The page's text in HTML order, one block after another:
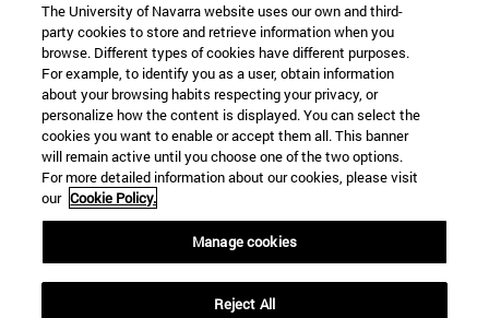
The University of Navarra website uses our own and third-
party cookies to store and retrieve information when you
browse. Different types of cookies have different purposes.
For example, to identify you as a user, obtain information
about your browsing habits respecting your privacy, or
personalize how the content is displayed. You can select the
cookies you want to enable or accept them all. This banner
will remain active until you choose one of the two options.
For more detailed information about our cookies, please visit
our Cookie Policy.
Manage cookies
Reject All